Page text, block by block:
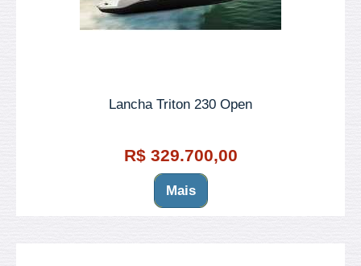
Lancha Triton 230 Open
R$ 329.700,00
Mais